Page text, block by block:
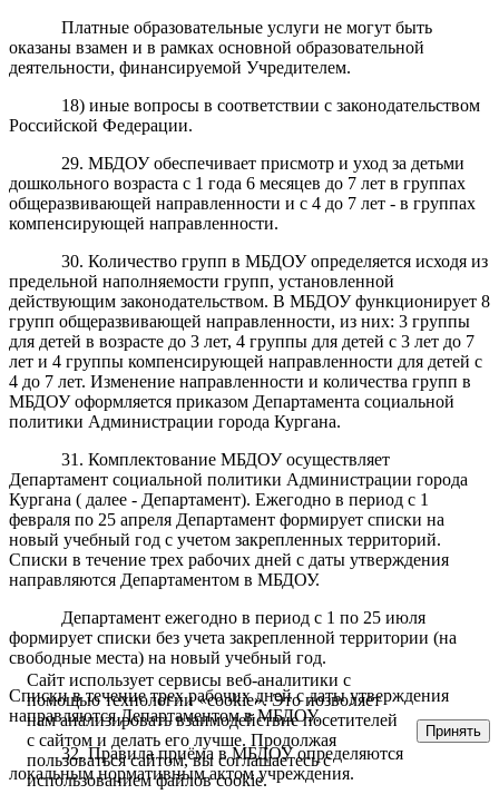
Платные образовательные услуги не могут быть
оказаны взамен и в рамках основной образовательной
деятельности, финансируемой Учредителем.
18) иные вопросы в соответствии с законодательством
Российской Федерации.
29. МБДОУ обеспечивает присмотр и уход за детьми
дошкольного возраста с 1 года 6 месяцев до 7 лет в группах
общеразвивающей направленности и с 4 до 7 лет - в группах
компенсирующей направленности.
30. Количество групп в МБДОУ определяется исходя из
предельной наполняемости групп, установленной
действующим законодательством. В МБДОУ функционирует 8
групп общеразвивающей направленности, из них: 3 группы
для детей в возрасте до 3 лет, 4 группы для детей с 3 лет до 7
лет и 4 группы компенсирующей направленности для детей с
4 до 7 лет. Изменение направленности и количества групп в
МБДОУ оформляется приказом Департамента социальной
политики Администрации города Кургана.
31. Комплектование МБДОУ осуществляет
Департамент социальной политики Администрации города
Кургана ( далее - Департамент). Ежегодно в период с 1
февраля по 25 апреля Департамент формирует списки на
новый учебный год с учетом закрепленных территорий.
Списки в течение трех рабочих дней с даты утверждения
направляются Департаментом в МБДОУ.
Департамент ежегодно в период с 1 по 25 июля
формирует списки без учета закрепленной территории (на
свободные места) на новый учебный год.
Списки в течение трех рабочих дней с даты утверждения
направляются Департаментом в МБДОУ.
32. Правила приёма в МБДОУ определяются
локальным нормативным актом учреждения.
Сайт использует сервисы веб-аналитики с
помощью технологии «cookie». Это позволяет
нам анализировать взаимодействие посетителей
с сайтом и делать его лучше. Продолжая
пользоваться сайтом, вы соглашаетесь с
использованием файлов cookie.
Принять